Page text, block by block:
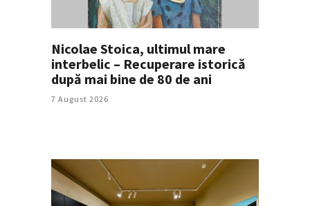
Nicolae Stoica, ultimul mare
interbelic – Recuperare istorică
după mai bine de 80 de ani
7 August 2026